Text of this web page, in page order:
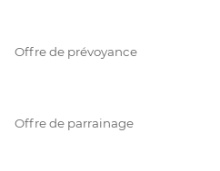
Offre de prévoyance
Offre de parrainage